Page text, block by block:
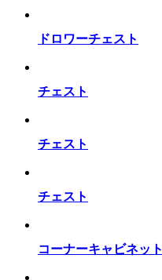
ドロワーチェスト
チェスト
チェスト
チェスト
コーナーキャビネット